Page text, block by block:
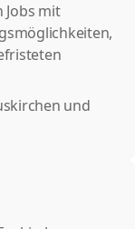
Jobs mit
und